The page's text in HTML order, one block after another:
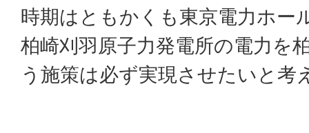
時期はともかくも東京電力ホー
柏崎刈羽原子力発電所の電力を
う施策は必ず実現させたいと考